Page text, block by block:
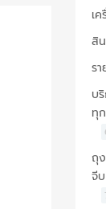
เ
สิ
ร
บ
ทุ
ถุ
จีบ